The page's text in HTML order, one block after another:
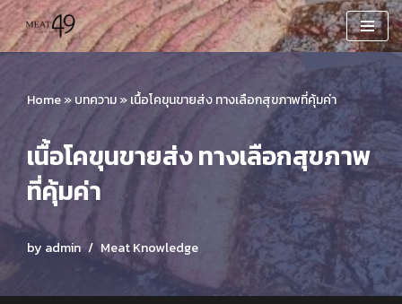
Skip
content
Home»บทความ»เนื้อโคขุนขายส่ง ทางเลือกสุขภาพที่คุ้มค่า
เนื้อโคขุนขายส่ง ทางเลือกสุขภาพ
ที่คุ้มค่า
by admin Meat Knowledge